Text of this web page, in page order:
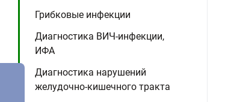
Грибковые инфекции
Диагностика ВИЧ-инфекции,
ИФА
Диагностика нарушений
желудочно-кишечного тракта